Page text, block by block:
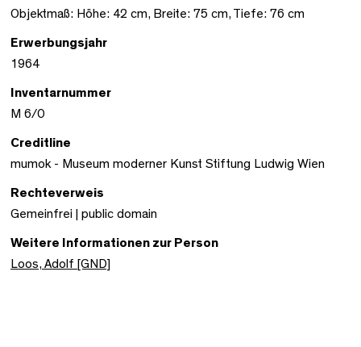
Objektmaß: Höhe: 42 cm, Breite: 75 cm, Tiefe: 76 cm
Erwerbungsjahr
1964
Inventarnummer
M 6/0
Creditline
mumok - Museum moderner Kunst Stiftung Ludwig Wien
Rechteverweis
Gemeinfrei | public domain
Weitere Informationen zur Person
Loos, Adolf [GND]